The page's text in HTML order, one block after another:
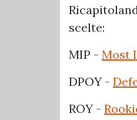
scelte:
MIP - Most
DPOY -
ROY -